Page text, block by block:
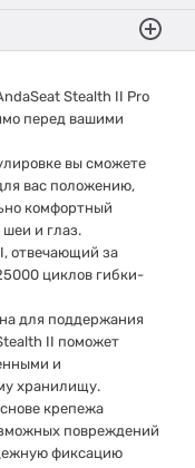
Stealth II Pro
перед вашими
вы сможете
вас положению,
комфортный
и глаз.
отвечающий за
циклов гибки-
для поддержания
II поможет
и
хранилищу.
крепежа
повреждений
фиксацию